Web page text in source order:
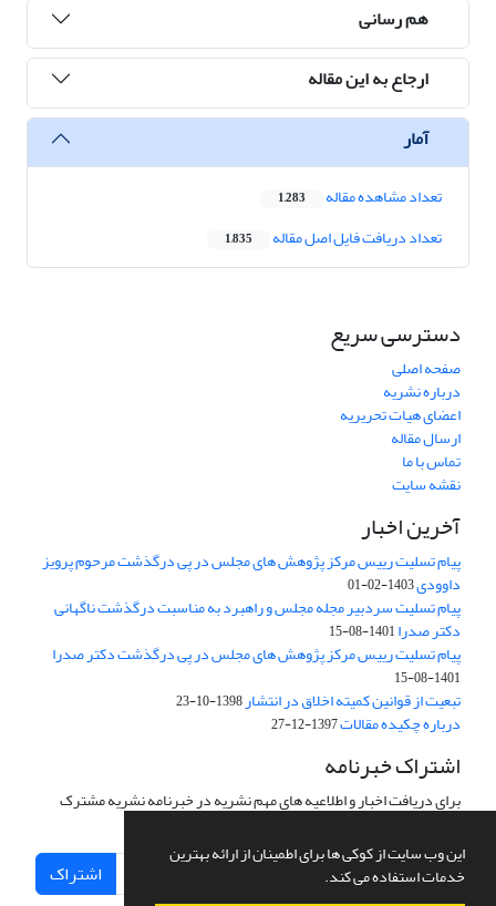
این وب سایت از کوکی ها برای اطمینان از ارائه بهترین
خدمات استفاده می کند.
هم رسانی
ارجاع به این مقاله
آمار
تعداد مشاهده مقاله 1,283
تعداد دریافت فایل اصل مقاله 1,835
دسترسی سریع
صفحه اصلی
درباره نشریه
اعضای هیات تحریریه
ارسال مقاله
تماس با ما
نقشه سایت
آخرین اخبار
پیام تسلیت رییس مرکز پژوهش های مجلس در پی درگذشت مرحوم پرویز
داوودی1403-02-01
پیام تسلیت سردبیر مجله مجلس و راهبرد به مناسبت درگذشت ناگهانی
دکتر صدرا1401-08-15
پیام تسلیت رییس مرکز پژوهش های مجلس در پی درگذشت دکتر صدرا
1401-08-15
تبعیت از قوانین کمیته اخلاق در انتشار1398-10-23
درباره چکیده مقالات1397-12-27
اشتراک خبرنامه
برای دریافت اخبار و اطلاعیه های مهم نشریه در خبرنامه نشریه مشترک
اشتراک